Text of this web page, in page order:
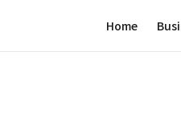
Home